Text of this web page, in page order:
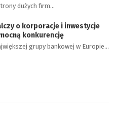
dużych firm…
o korporacje i inwestycje
konkurencję
grupy bankowej w Europie…